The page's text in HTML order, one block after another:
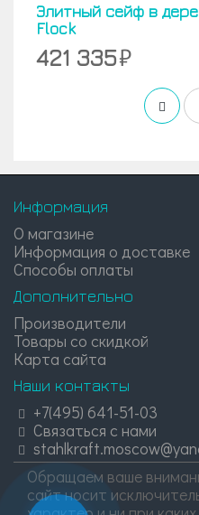
Элитный сейф в
Flock
421 335
Информация
О магазине
Информация о доставке
Способы оплаты
Дополнительно
Производители
Товары со скидкой
Карта сайта
Наши контакты
+7(495) 641-51-03
Связаться с нами
Обращаем ваше
сайт носит